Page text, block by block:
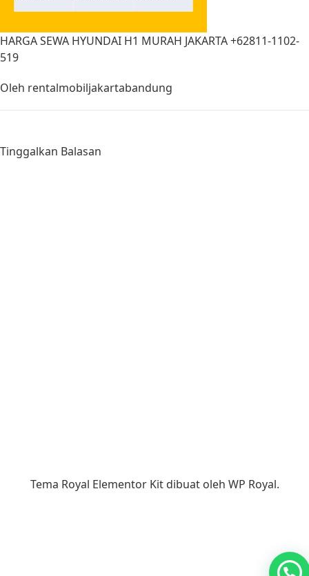
HARGA SEWA HYUNDAI H1 MURAH JAKARTA +62811-1102-
519
Oleh rentalmobiljakartabandung
Tinggalkan Balasan
Tema Royal Elementor Kit dibuat oleh WP Royal.